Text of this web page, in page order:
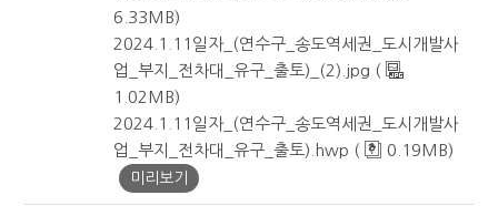
6.33MB)
2024.1.11일자_(연수구_송도역세권_도시개발사
업_부지_전차대_유구_출토)_(2).jpg (
1.02MB)
2024.1.11일자_(연수구_송도역세권_도시개발사
업_부지_전차대_유구_출토).hwp (
0.19MB)
미리보기